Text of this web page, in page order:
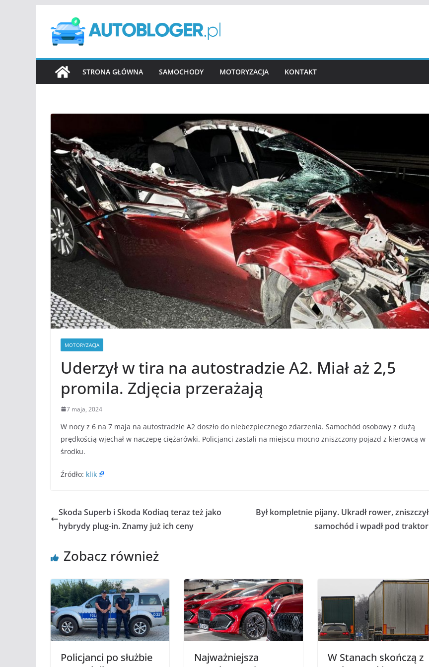
treści
STRONA GŁÓWNA SAMOCHODY MOTORYZACJA KONTAKT
MOTORYZACJA
Uderzył w tira na autostradzie A2. Miał aż 2,5
promila. Zdjęcia przerażają
7 maja, 2024
W nocy z 6 na 7 maja na autostradzie A2 doszło do niebezpiecznego zdarzenia. Samochód osobowy z dużą
prędkością wjechał w naczepę ciężarówki. Policjanci zastali na miejscu mocno zniszczony pojazd z kierowcą w
środku.
Źródło: klik
Skoda Superb i Skoda Kodiaq teraz też jako
hybrydy plug-in. Znamy już ich ceny
Był kompletnie pijany. Ukradł rower, zniszczył
samochód i wpadł pod traktor
Zobacz również
Policjanci po służbie
Najważniejsza
W Stanach skończą z